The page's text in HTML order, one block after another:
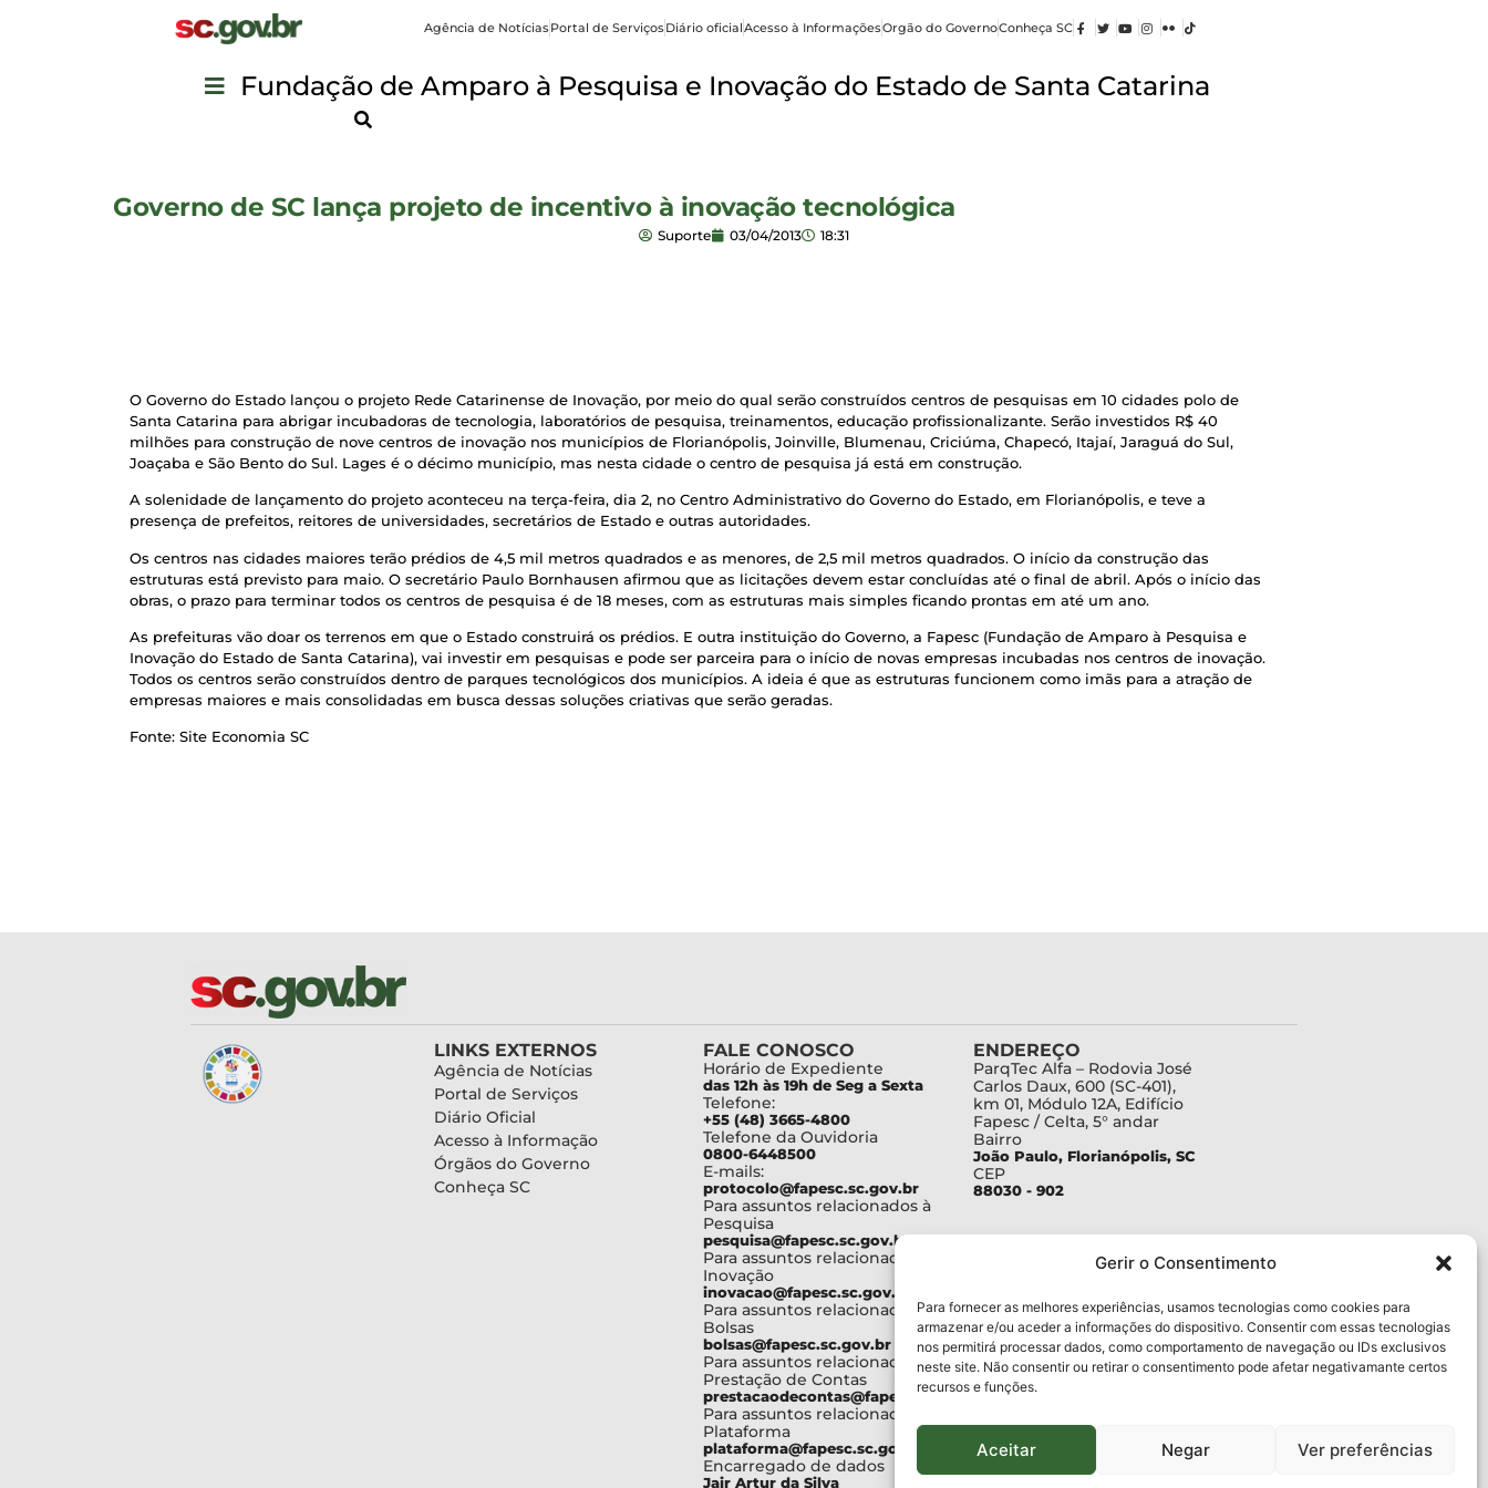
Gerir o Consentimento
Para fornecer as melhores experiências, usamos tecnologias como cookies para
armazenar e/ou aceder a informações do dispositivo. Consentir com essas tecnologias
nos permitirá processar dados, como comportamento de navegação ou IDs exclusivos
neste site. Não consentir ou retirar o consentimento pode afetar negativamante certos
recursos e funções.
Aceitar Negar Ver preferências
Agência de NotíciasPortal de ServiçosDiário oficialAcesso à InformaçõesOrgão do GovernoConheça SC
Fundação de Amparo à Pesquisa e Inovação do Estado de Santa Catarina
Governo de SC lança projeto de incentivo à inovação tecnológica
Suporte 03/04/2013 18:31
O Governo do Estado lançou o projeto Rede Catarinense de Inovação, por meio do qual serão construídos centros de pesquisas em 10 cidades polo de
Santa Catarina para abrigar incubadoras de tecnologia, laboratórios de pesquisa, treinamentos, educação profissionalizante. Serão investidos R$ 40
milhões para construção de nove centros de inovação nos municípios de Florianópolis, Joinville, Blumenau, Criciúma, Chapecó, Itajaí, Jaraguá do Sul,
Joaçaba e São Bento do Sul. Lages é o décimo município, mas nesta cidade o centro de pesquisa já está em construção.
A solenidade de lançamento do projeto aconteceu na terça-feira, dia 2, no Centro Administrativo do Governo do Estado, em Florianópolis, e teve a
presença de prefeitos, reitores de universidades, secretários de Estado e outras autoridades.
Os centros nas cidades maiores terão prédios de 4,5 mil metros quadrados e as menores, de 2,5 mil metros quadrados. O início da construção das
estruturas está previsto para maio. O secretário Paulo Bornhausen afirmou que as licitações devem estar concluídas até o final de abril. Após o início das
obras, o prazo para terminar todos os centros de pesquisa é de 18 meses, com as estruturas mais simples ficando prontas em até um ano.
As prefeituras vão doar os terrenos em que o Estado construirá os prédios. E outra instituição do Governo, a Fapesc (Fundação de Amparo à Pesquisa e
Inovação do Estado de Santa Catarina), vai investir em pesquisas e pode ser parceira para o início de novas empresas incubadas nos centros de inovação.
Todos os centros serão construídos dentro de parques tecnológicos dos municípios. A ideia é que as estruturas funcionem como imãs para a atração de
empresas maiores e mais consolidadas em busca dessas soluções criativas que serão geradas.
Fonte: Site Economia SC
LINKS EXTERNOS
Agência de Notícias
Portal de Serviços
Diário Oficial
Acesso à Informação
Órgãos do Governo
Conheça SC
FALE CONOSCO
Horário de Expediente
das 12h às 19h de Seg a Sexta
Telefone:
+55 (48) 3665-4800
Telefone da Ouvidoria
0800-6448500
E-mails:
protocolo@fapesc.sc.gov.br
Para assuntos relacionados à
Pesquisa
pesquisa@fapesc.sc.gov.br
Para assuntos relacionados à
Inovação
inovacao@fapesc.sc.gov.br
Para assuntos relacionados à
Bolsas
bolsas@fapesc.sc.gov.br
Para assuntos relacionados à
Prestação de Contas
prestacaodecontas@fapesc.sc.gov.br
Para assuntos relacionados à
Plataforma
plataforma@fapesc.sc.gov.br
Encarregado de dados
Jair Artur da Silva
ENDEREÇO
ParqTec Alfa – Rodovia José
Carlos Daux, 600 (SC-401),
km 01, Módulo 12A, Edifício
Fapesc / Celta, 5° andar
Bairro
João Paulo, Florianópolis, SC
CEP
88030 - 902